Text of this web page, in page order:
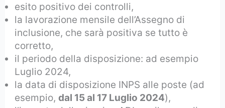
esito positivo dei controlli,
la lavorazione mensile dell’Assegno di
inclusione, che sarà positiva se tutto è
corretto,
il periodo della disposizione: ad esempio
Luglio 2024,
la data di disposizione INPS alle poste (ad
esempio,dal 15 al 17 Luglio 2024),